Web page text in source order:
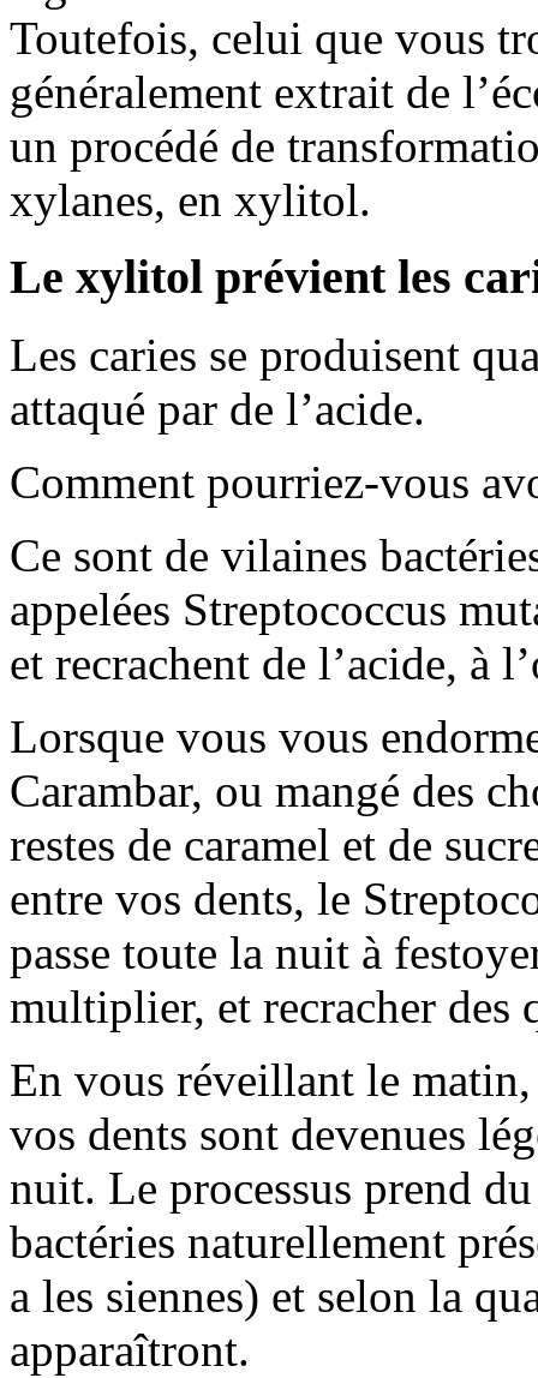
Toutefois, celui que vous
généralement extrait de
un procédé de
xylanes, en xylitol.
Le xylitol prévient les
Les caries se produisent
attaqué par de l’acide.
Comment pourriez-vous
Ce sont de vilaines
appelées Streptococcus
et recrachent de l’acide, à
Lorsque vous vous
Carambar, ou mangé des
restes de caramel et de
entre vos dents, le
passe toute la nuit à
multiplier, et recracher des
En vous réveillant le matin,
vos dents sont devenues
nuit. Le processus prend
bactéries naturellement
a les siennes) et selon la
apparaîtront.